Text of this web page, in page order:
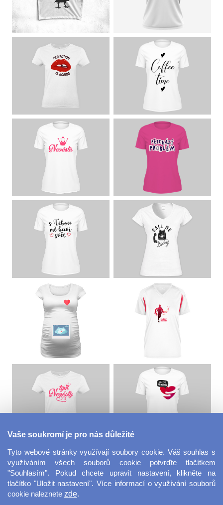
Vaše soukromí je pro nás důležité
Tyto webové stránky využívají soubory cookie. Váš souhlas s
využíváním všech souborů cookie potvrďte tlačítkem
"Souhlasím". Pokud chcete upravit nastavení, klikněte na
tlačítko "Uložit nastavení". Více informací o využívání souborů
cookie naleznete zde.